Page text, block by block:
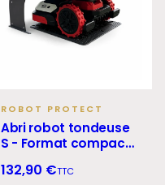
ROBOT PROTECT
Abri robot tondeuse
S - Format compact
132,90 €TTC